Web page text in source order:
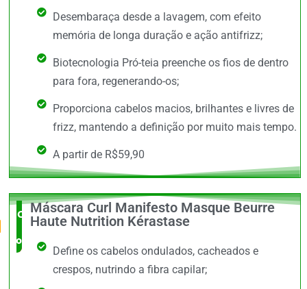
Desembaraça desde a lavagem, com efeito
memória de longa duração e ação antifrizz;
Biotecnologia Pró-teia preenche os fios de dentro
para fora, regenerando-os;
Proporciona cabelos macios, brilhantes e livres de
frizz, mantendo a definição por muito mais tempo.
A partir de R$59,90
O Mais
completo
Máscara Curl Manifesto Masque Beurre
Haute Nutrition Kérastase
Define os cabelos ondulados, cacheados e
crespos, nutrindo a fibra capilar;